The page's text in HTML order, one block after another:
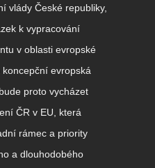
vlády České republiky,
k vypracování
v oblasti evropské
koncepční evropská
proto vycházet
ČR v EU, která
rámec a priority
a dlouhodobého